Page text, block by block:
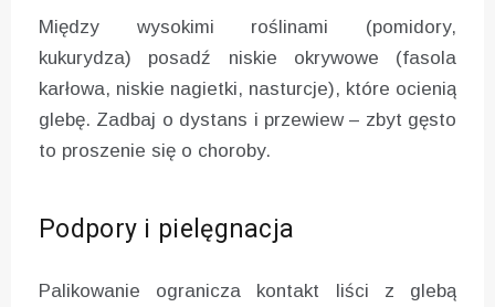
Między wysokimi roślinami (pomidory,
kukurydza) posadź niskie okrywowe (fasola
karłowa, niskie nagietki, nasturcje), które ocienią
glebę. Zadbaj o dystans i przewiew – zbyt gęsto
to proszenie się o choroby.
Podpory i pielęgnacja
Palikowanie ogranicza kontakt liści z glebą